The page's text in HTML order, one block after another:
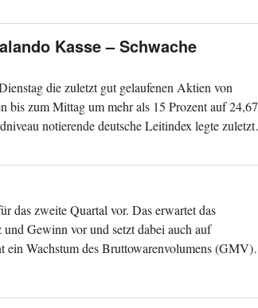
Kasse – Schwache
die zuletzt gut gelaufenen Aktien von
bis zum Mittag um mehr als 15 Prozent auf 24,67
notierende deutsche Leitindex legte zuletzt
das zweite Quartal vor. Das erwartet das
Gewinn vor und setzt dabei auch auf
Wachstum des Bruttowarenvolumens (GMV)